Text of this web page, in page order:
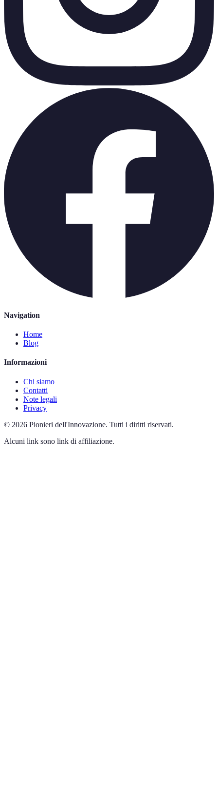
Navigation
Home
Blog
Informazioni
Chi siamo
Contatti
Note legali
Privacy
© 2026 Pionieri dell'Innovazione. Tutti i diritti riservati.
Alcuni link sono link di affiliazione.